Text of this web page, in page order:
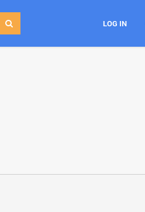
LOG IN